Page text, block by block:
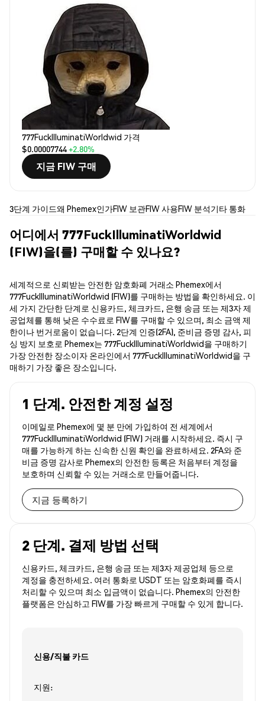
777FuckIlluminatiWorldwid 가격
$0.00007744+2.80%
지금 FIW 구매
3단계 가이드왜 Phemex인가FIW 보관FIW 사용FIW 분석기타 통화
어디에서 777FuckIlluminatiWorldwid
(FIW)을(를) 구매할 수 있나요?
세계적으로 신뢰받는 안전한 암호화폐 거래소 Phemex에서
777FuckIlluminatiWorldwid (FIW)를 구매하는 방법을 확인하세요. 이
세 가지 간단한 단계로 신용카드, 체크카드, 은행 송금 또는 제3자 제
공업체를 통해 낮은 수수료로 FIW를 구매할 수 있으며, 최소 금액 제
한이나 번거로움이 없습니다. 2단계 인증(2FA), 준비금 증명 감사, 피
싱 방지 보호로 Phemex는 777FuckIlluminatiWorldwid을 구매하기
가장 안전한 장소이자 온라인에서 777FuckIlluminatiWorldwid을 구
매하기 가장 좋은 장소입니다.
1 단계. 안전한 계정 설정
이메일로 Phemex에 몇 분 만에 가입하여 전 세계에서
777FuckIlluminatiWorldwid (FIW) 거래를 시작하세요. 즉시 구
매를 가능하게 하는 신속한 신원 확인을 완료하세요. 2FA와 준
비금 증명 감사로 Phemex의 안전한 등록은 처음부터 계정을
보호하며 신뢰할 수 있는 거래소로 만들어줍니다.
지금 등록하기
2 단계. 결제 방법 선택
신용카드, 체크카드, 은행 송금 또는 제3자 제공업체 등으로
계정을 충전하세요. 여러 통화로 USDT 또는 암호화폐를 즉시
처리할 수 있으며 최소 입금액이 없습니다. Phemex의 안전한
플랫폼은 안심하고 FIW를 가장 빠르게 구매할 수 있게 합니다.
신용/직불 카드
지원: